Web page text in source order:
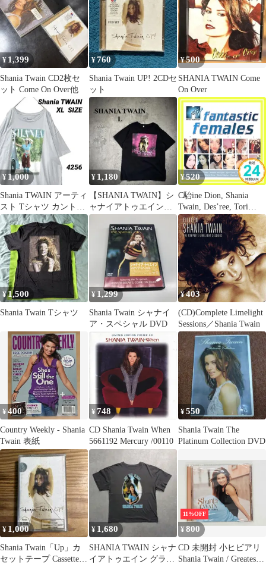
¥1,399
Shania Twain CD2枚セ
ット Come On Over他
¥760
Shania Twain UP! 2CDセ
ット
¥500
SHANIA TWAIN Come
On Over
¥ 1,000
Shania TWAIN アーティ
スト Tシャツ カントリ
ー 白 XL
¥ 1,180
【SHANIA TWAIN】シ
ャナイアトゥエイン
（L）バンドTシャツ＊
ツアーT
¥520
C駘ine Dion, Shania
Twain, Des’ree, Tori
Amos, Meja.. [CD]_02
¥1,500
Shania Twain Tシャツ
¥ 1,299
Shania Twain シャナイ
ア・スペシャル DVD
¥403
(CD)Complete Limelight
Sessions／Shania Twain
¥400
Country Weekly - Shania
Twain 表紙
¥748
CD Shania Twain When
5661192 Mercury /00110
¥550
Shania Twain The
Platinum Collection DVD
¥ 1,000
Shania Twain「Up」カ
セットテープ Cassette
¥ 1,680
SHANIA TWAIN シャナ
イアトゥエイン グラフ
11%OFF
¥800
CD 未開封 小ヒビアリ
Shania Twain / Greatest